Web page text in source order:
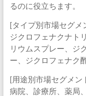
るのに役立ちます。
[タイプ別市場セグメ
ジクロフェナクナト
リウムスプレー、ジ
ー、ジクロフェナク
[用途別市場セグメン
病院、診療所、薬局